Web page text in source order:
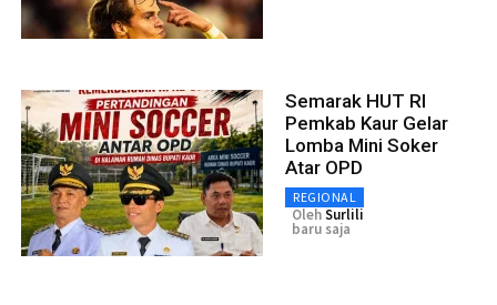
Semarak HUT RI
Pemkab Kaur Gelar
Lomba Mini Soker
Atar OPD
REGIONAL
OlehSurlili
baru saja